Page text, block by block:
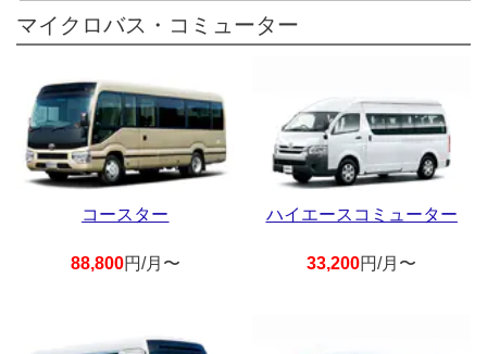
マイクロバス・コミューター
コースター
88,800円/月〜
ハイエースコミューター
33,200円/月〜